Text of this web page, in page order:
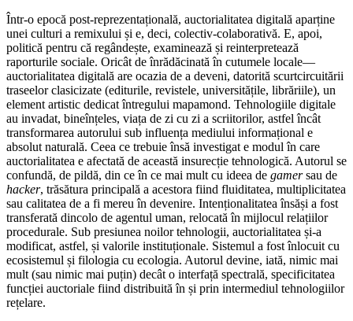
Într-o epocă post-reprezentațională, auctorialitatea digitală aparține
unei culturi a remixului și e, deci, colectiv-colaborativă. E, apoi,
politică pentru că regândește, examinează și reinterpretează
raporturile sociale. Oricât de înrădăcinată în cutumele locale—
auctorialitatea digitală are ocazia de a deveni, datorită scurtcircuitării
traseelor clasicizate (editurile, revistele, universitățile, librăriile), un
element artistic dedicat întregului mapamond. Tehnologiile digitale
au invadat, bineînțeles, viața de zi cu zi a scriitorilor, astfel încât
transformarea autorului sub influența mediului informațional e
absolut naturală. Ceea ce trebuie însă investigat e modul în care
auctorialitatea e afectată de această insurecție tehnologică. Autorul se
confundă, de pildă, din ce în ce mai mult cu ideea de gamersau de
hacker, trăsătura principală a acestora fiind fluiditatea, multiplicitatea
sau calitatea de a fi mereu în devenire. Intenționalitatea însăși a fost
transferată dincolo de agentul uman, relocată în mijlocul relațiilor
procedurale. Sub presiunea noilor tehnologii, auctorialitatea și-a
modificat, astfel, și valorile instituționale. Sistemul a fost înlocuit cu
ecosistemul și filologia cu ecologia. Autorul devine, iată, nimic mai
mult (sau nimic mai puțin) decât o interfață spectrală, specificitatea
funcției auctoriale fiind distribuită în și prin intermediul tehnologiilor
rețelare.